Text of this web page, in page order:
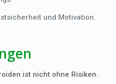
und Motivation.
ist nicht ohne Risiken.